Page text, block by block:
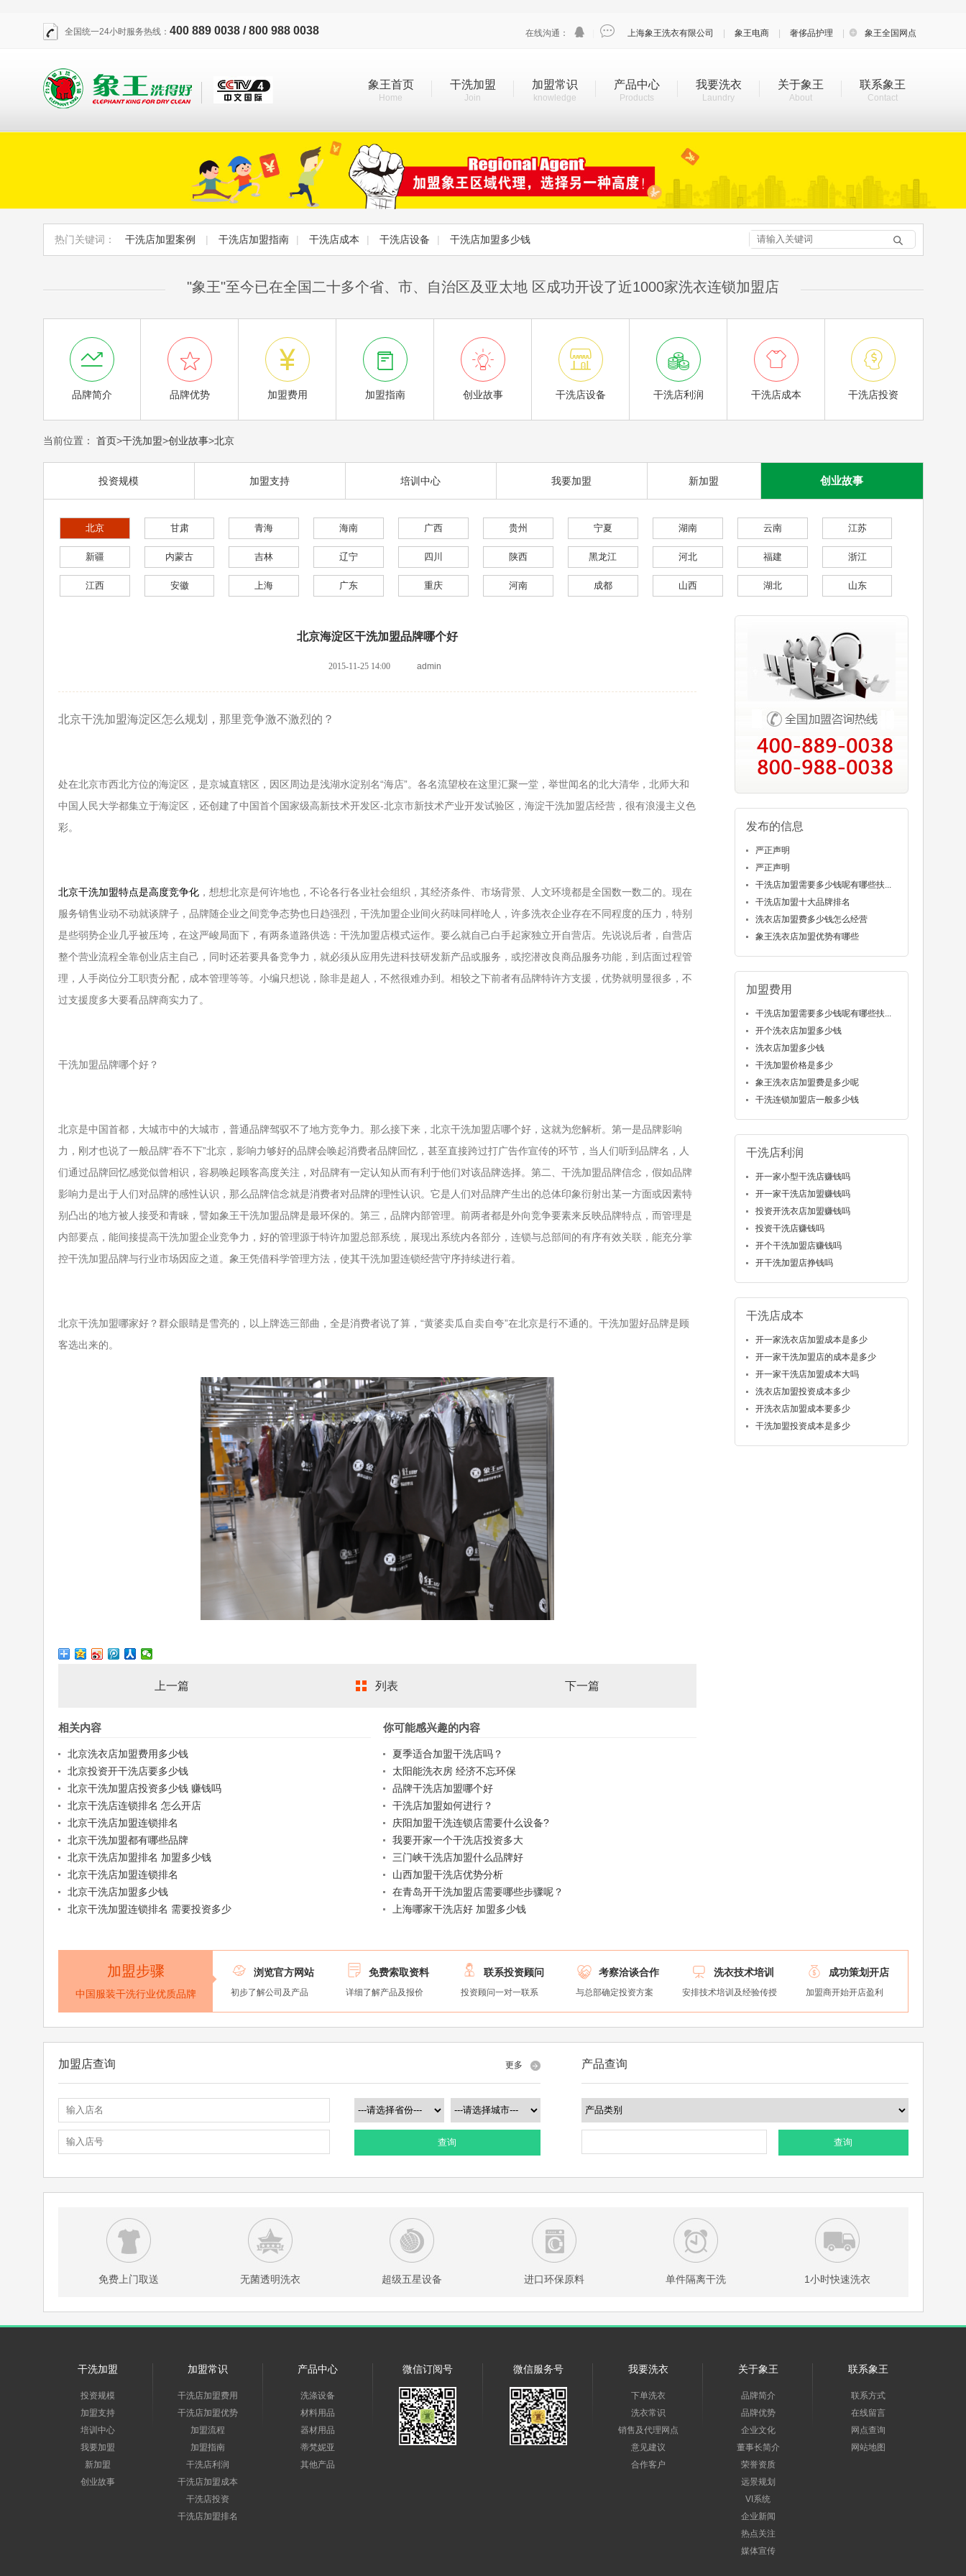
全国统一24小时服务热线： 400 889 0038 / 800 988 0038 在线沟通：   上海象王洗衣有限公司 象王电商 奢侈品护理  象王全国网点
象王首页
Home
干洗加盟
Join
加盟常识
knowledge
产品中心
Products
我要洗衣
Laundry
关于象王
About
联系象王
Contact
热门关键词： 干洗店加盟案例 | 干洗店加盟指南 | 干洗店成本 | 干洗店设备 | 干洗店加盟多少钱 
"象王"至今已在全国二十多个省、市、自治区及亚太地 区成功开设了近1000家洗衣连锁加盟店

品牌简介

品牌优势

加盟费用

加盟指南

创业故事

干洗店设备

干洗店利润

干洗店成本

干洗店投资
当前位置： 首页>干洗加盟>创业故事>北京
投资规模 加盟支持 培训中心 我要加盟 新加盟 创业故事
北京 甘肃 青海 海南 广西 贵州 宁夏 湖南 云南 江苏
新疆 内蒙古 吉林 辽宁 四川 陕西 黑龙江 河北 福建 浙江
江西 安徽 上海 广东 重庆 河南 成都 山西 湖北 山东
北京海淀区干洗加盟品牌哪个好
2015-11-25 14:00 admin
北京干洗加盟海淀区怎么规划，那里竞争激不激烈的？
处在北京市西北方位的海淀区，是京城直辖区，因区周边是浅湖水淀别名“海店”。各名流望校在这里汇聚一堂，举世闻名的北大清华，北师大和
中国人民大学都集立于海淀区，还创建了中国首个国家级高新技术开发区-北京市新技术产业开发试验区，海淀干洗加盟店经营，很有浪漫主义色
彩。
北京干洗加盟特点是高度竞争化，想想北京是何许地也，不论各行各业社会组织，其经济条件、市场背景、人文环境都是全国数一数二的。现在
服务销售业动不动就谈牌子，品牌随企业之间竞争态势也日趋强烈，干洗加盟企业间火药味同样呛人，许多洗衣企业存在不同程度的压力，特别
是些弱势企业几乎被压垮，在这严峻局面下，有两条道路供选：干洗加盟店模式运作。要么就自己白手起家独立开自营店。先说说后者，自营店
整个营业流程全靠创业店主自己，同时还若要具备竞争力，就必须从应用先进科技研发新产品或服务，或挖潜改良商品服务功能，到店面过程管
理，人手岗位分工职责分配，成本管理等等。小编只想说，除非是超人，不然很难办到。相较之下前者有品牌特许方支援，优势就明显很多，不
过支援度多大要看品牌商实力了。
干洗加盟品牌哪个好？
北京是中国首都，大城市中的大城市，普通品牌驾驭不了地方竞争力。那么接下来，北京干洗加盟店哪个好，这就为您解析。第一是品牌影响
力， 刚才也说了一般品牌“吞不下”北京，影响力够好的品牌会唤起消费者品牌回忆，甚至直接跨过打广告作宣传的环节，当人们听到品牌名，人
们通过品牌回忆感觉似曾相识，容易唤起顾客高度关注，对品牌有一定认知从而有利于他们对该品牌选择。第二、干洗加盟品牌信念，假如品牌
影响力是出于人们对品牌的感性认识，那么品牌信念就是消费者对品牌的理性认识。它是人们对品牌产生出的总体印象衍射出某一方面或因素特
别凸出的地方被人接受和青睐，譬如象王干洗加盟品牌是最环保的。第三，品牌内部管理。前两者都是外向竞争要素来反映品牌特点，而管理是
内部要点， 能间接提高干洗加盟企业竞争力，好的管理源于特许加盟总部系统，展现出系统内各部分，连锁与总部间的有序有效关联，能充分掌
控干洗加盟品牌与行业市场因应之道。象王凭借科学管理方法，使其干洗加盟连锁经营守序持续进行着。
北京干洗加盟哪家好？群众眼睛是雪亮的，以上牌选三部曲，全是消费者说了算，“黄婆卖瓜自卖自夸”在北京是行不通的。干洗加盟好品牌是顾
客选出来的。
上一篇 列表 下一篇
相关内容
北京洗衣店加盟费用多少钱
北京投资开干洗店要多少钱
北京干洗加盟店投资多少钱 赚钱吗
北京干洗店连锁排名 怎么开店
北京干洗店加盟连锁排名
北京干洗加盟都有哪些品牌
北京干洗店加盟排名 加盟多少钱
北京干洗店加盟连锁排名
北京干洗店加盟多少钱
北京干洗加盟连锁排名 需要投资多少
你可能感兴趣的内容
夏季适合加盟干洗店吗？
太阳能洗衣房 经济不忘环保
品牌干洗店加盟哪个好
干洗店加盟如何进行？
庆阳加盟干洗连锁店需要什么设备?
我要开家一个干洗店投资多大
三门峡干洗店加盟什么品牌好
山西加盟干洗店优势分析
在青岛开干洗加盟店需要哪些步骤呢？
上海哪家干洗店好 加盟多少钱
发布的信息
严正声明
严正声明
干洗店加盟需要多少钱呢有哪些扶...
干洗店加盟十大品牌排名
洗衣店加盟费多少钱怎么经营
象王洗衣店加盟优势有哪些
加盟费用
干洗店加盟需要多少钱呢有哪些扶...
开个洗衣店加盟多少钱
洗衣店加盟多少钱
干洗加盟价格是多少
象王洗衣店加盟费是多少呢
干洗连锁加盟店一般多少钱
干洗店利润
开一家小型干洗店赚钱吗
开一家干洗店加盟赚钱吗
投资开洗衣店加盟赚钱吗
投资干洗店赚钱吗
开个干洗加盟店赚钱吗
开干洗加盟店挣钱吗
干洗店成本
开一家洗衣店加盟成本是多少
开一家干洗加盟店的成本是多少
开一家干洗店加盟成本大吗
洗衣店加盟投资成本多少
开洗衣店加盟成本要多少
干洗加盟投资成本是多少
加盟步骤
中国服装干洗行业优质品牌
 浏览官方网站
初步了解公司及产品
 免费索取资料
详细了解产品及报价
 联系投资顾问
投资顾问一对一联系
 考察洽谈合作
与总部确定投资方案
 洗衣技术培训
安排技术培训及经验传授
 成功策划开店
加盟商开始开店盈利
加盟店查询 更多
查询
产品查询
查询
免费上门取送 无菌透明洗衣 超级五星设备 进口环保原料 单件隔离干洗 1小时快速洗衣
干洗加盟
投资规模
加盟支持
培训中心
我要加盟
新加盟
创业故事
加盟常识
干洗店加盟费用
干洗店加盟优势
加盟流程
加盟指南
干洗店利润
干洗店加盟成本
干洗店投资
干洗店加盟排名
产品中心
洗涤设备
材料用品
器材用品
蒂梵妮亚
其他产品
微信订阅号 微信服务号 我要洗衣
下单洗衣
洗衣常识
销售及代理网点
意见建议
合作客户
关于象王
品牌简介
品牌优势
企业文化
董事长简介
荣誉资质
远景规划
VI系统
企业新闻
热点关注
媒体宣传
联系象王
联系方式
在线留言
网点查询
网站地图